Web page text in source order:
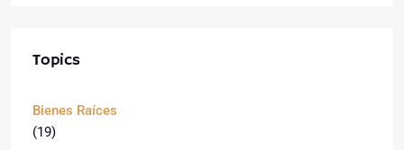
Topics
Bienes Raíces
(19)